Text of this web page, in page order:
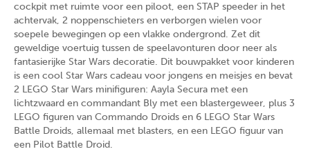
cockpit met ruimte voor een piloot, een STAP speeder in het
achtervak, 2 noppenschieters en verborgen wielen voor
soepele bewegingen op een vlakke ondergrond. Zet dit
geweldige voertuig tussen de speelavonturen door neer als
fantasierijke Star Wars decoratie. Dit bouwpakket voor kinderen
is een cool Star Wars cadeau voor jongens en meisjes en bevat
2 LEGO Star Wars minifiguren: Aayla Secura met een
lichtzwaard en commandant Bly met een blastergeweer, plus 3
LEGO figuren van Commando Droids en 6 LEGO Star Wars
Battle Droids, allemaal met blasters, en een LEGO figuur van
een Pilot Battle Droid.